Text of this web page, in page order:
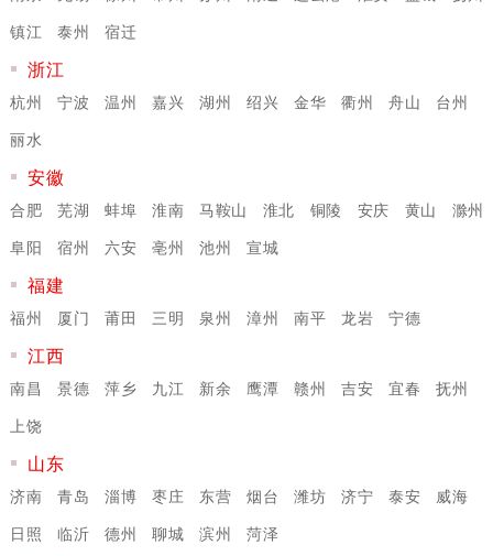
镇江
泰州 宿迁
浙江
杭州 宁波 温州 嘉兴 湖州 绍兴 金华 衢州 舟山
台州
丽水
安徽
合肥 芜湖 蚌埠 淮南 马鞍山 淮北 铜陵 安庆 黄山
滁州
阜阳
宿州 六安 亳州 池州 宣城
福建
福州 厦门 莆田 三明 泉州 漳州 南平 龙岩 宁德
江西
南昌 景德 萍乡 九江 新余 鹰潭 赣州 吉安 宜春
抚州
上饶
山东
济南 青岛 淄博 枣庄 东营 烟台 潍坊 济宁 泰安
威海
日照
临沂 德州 聊城 滨州 菏泽